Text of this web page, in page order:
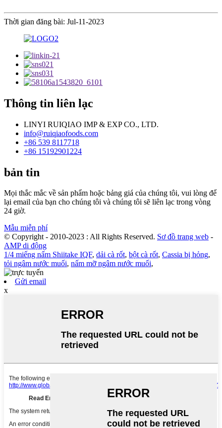
Thời gian đăng bài: Jul-11-2023
Thông tin liên lạc
LINYI RUIQIAO IMP & EXP CO., LTD.
info@ruiqiaofoods.com
+86 539 8117718
+86 15192901224
bản tin
Mọi thắc mắc về sản phẩm hoặc bảng giá của chúng tôi, vui lòng để
lại email của bạn cho chúng tôi và chúng tôi sẽ liên lạc trong vòng
24 giờ.
Mẫu miễn phí
© Copyright - 2010-2023 : All Rights Reserved. Sơ đồ trang web -
AMP di động
1/4 miếng nấm Shiitake IQF, dải cà rốt, bột cà rốt, Cassia bị hỏng,
tỏi ngâm nước muối, nấm mỡ ngâm nước muối,
Gửi email
x